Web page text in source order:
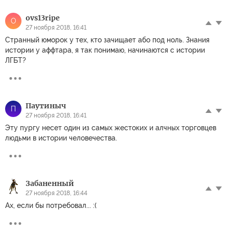
O ovs13ripe
27 ноября 2018, 16:41
Странный юморок у тех, кто зачищает або под ноль. Знания
истории у аффтара, я так понимаю, начинаются с истории
ЛГБТ?
П Паутиныч
27 ноября 2018, 16:41
Эту пургу несет один из самых жестоких и алчных торговцев
людьми в истории человечества.
Забаненный
27 ноября 2018, 16:44
Ах, если бы потребовал... :(